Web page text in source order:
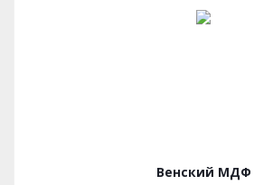
Венский МДФ